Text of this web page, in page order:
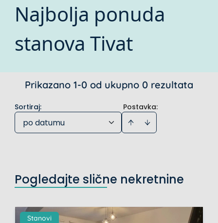
Najbolja ponuda
stanova Tivat
Prikazano 1-0 od ukupno 0 rezultata
Postavka:
Sortiraj:
po datumu
Pogledajte slične nekretnine
Stanovi